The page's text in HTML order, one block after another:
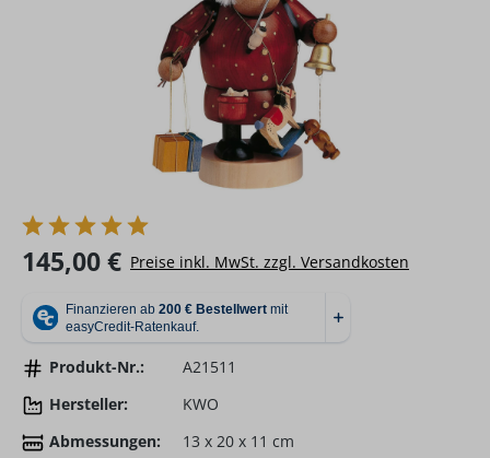
Regulärer Preis:
145,00 € Preise inkl. MwSt. zzgl. Versandkosten
Produkt-Nr.:
A21511
Hersteller:
KWO
Abmessungen:
13 x 20 x 11 cm